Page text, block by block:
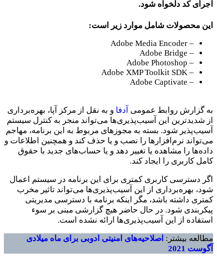
اجرای کد دلخواه شود.
این محصولات شامل موارد زیر است:
– Adobe Media Encoder
– Adobe Bridge
– Adobe Photoshop
– Adobe XMP Toolkit SDK
– Adobe Captivate
به گزارش روابط عمومی آدفا و به نقل از مرکز آپا، بهره‌برداری
از شدید‌ترین این آسیب‌پذیری‌ها می‌تواند منجر به کنترل سیستم
آسیب‌پذیر ‌شود. بسته به مجوزهای مربوط به این برنامه، مهاجم
می‌تواند نرم‌افزار‌ها را نصب و یا حذف کند و همچنین اطلاعات و
داده‌ها را مشاهده یا تغییر دهد و یا حساب‌های جدید با حقوق
کامل کاربری را ایجاد کند.
اگر دسترسی کاربری کمتری برای این برنامه در سیستم اعمال
شود، بهره‌برداری از این آسیب‌پذیری‌ها می‌تواند تاثیر مخرب
کمتری داشته باشد، مگر اینکه برنامه با دسترسی مدیریتی
پیکربندی شود. در حال حاضر هیچ گزارشی مبنی بر سوء
استفاده از این آسیب‌پذیری‌ها ارائه نشده است.
مطالعه بیشتر: اصلاحیه‌های امنیتی ادوبی برای ماه میلادی
آگوست 2021